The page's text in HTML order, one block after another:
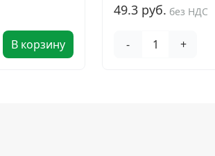
В корзину
49.3 руб. без НДС
- +